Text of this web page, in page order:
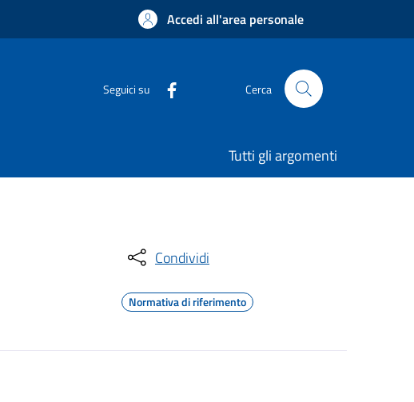
Accedi all'area personale
Seguici su Cerca
Tutti gli argomenti
Condividi
Normativa di riferimento